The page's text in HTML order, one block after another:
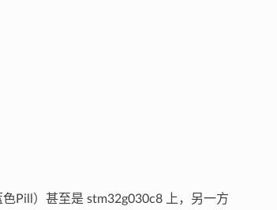
Pill）甚至是 stm32g030c8 上，另一方